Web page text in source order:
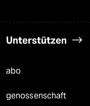
Unterstützen
abo
genossenschaft